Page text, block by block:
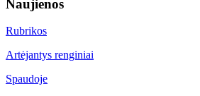
Naujienos
Rubrikos
Artėjantys renginiai
Spaudoje